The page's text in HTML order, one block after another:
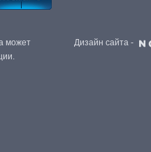
может
Дизайн сайта -